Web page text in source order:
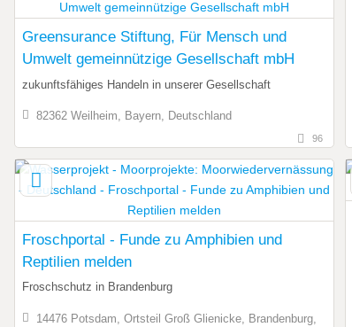
Greensurance Stiftung, Für Mensch und
Umwelt gemeinnützige Gesellschaft mbH
zukunftsfähiges Handeln in unserer Gesellschaft
82362 Weilheim, Bayern, Deutschland
96
Froschportal - Funde zu Amphibien und
Reptilien melden
Froschschutz in Brandenburg
14476 Potsdam, Ortsteil Groß Glienicke, Brandenburg,